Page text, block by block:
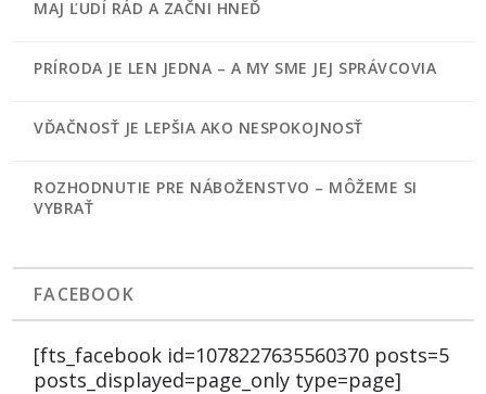
MAJ ĽUDÍ RÁD A ZAČNI HNEĎ
PRÍRODA JE LEN JEDNA – A MY SME JEJ SPRÁVCOVIA
VĎAČNOSŤ JE LEPŠIA AKO NESPOKOJNOSŤ
ROZHODNUTIE PRE NÁBOŽENSTVO – MÔŽEME SI
VYBRAŤ
FACEBOOK
[fts_facebook id=1078227635560370 posts=5
posts_displayed=page_only type=page]